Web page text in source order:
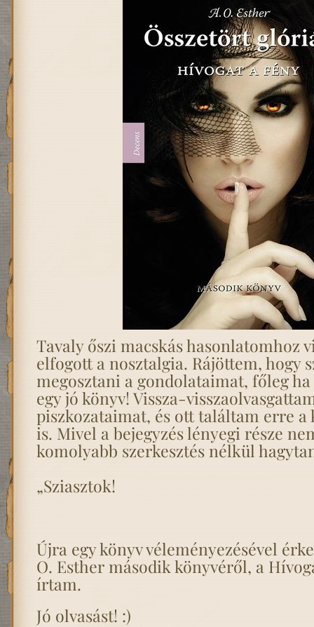
Tavaly őszi macskás hasonlatomhoz
elfogott a nosztalgia. Rájöttem, hogy
megosztani a gondolataimat, főleg
egy jó könyv! Vissza-
piszkozataimat, és ott találtam erre a
is. Mivel a bejegyzés lényegi része
komolyabb szerkesztés nélkül
„Sziasztok!
Újra egy könyv véleményezésével
O. Esther második könyvéről, a
írtam.
Jó olvasást! :)